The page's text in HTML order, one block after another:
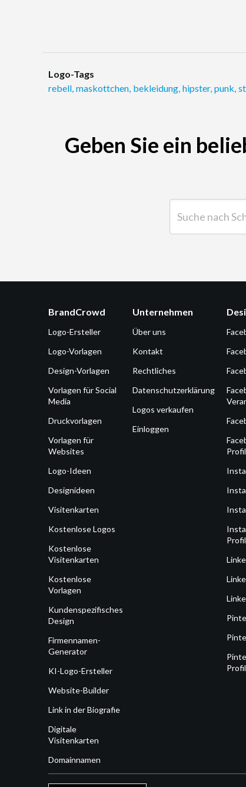
Logo-Tags
rebell, maskottchen, bekleidung, hipster, punk,
Geben Sie ein
BrandCrowd
Logo-Ersteller
Logo-Vorlagen
Design-Vorlagen
Vorlagen für Social
Media
Druckvorlagen
Vorlagen für
Websites
Logo-Ideen
Designideen
Visitenkarten
Kostenlose Logos
Kostenlose
Visitenkarten
Kostenlose
Vorlagen
Kundenspezifisches
Design
Firmennamen-
Generator
KI-Logo-Ersteller
Website-Builder
Link in der Biografie
Digitale
Visitenkarten
Domainnamen
Unternehmen
Über uns
Kontakt
Rechtliches
Datenschutzerklärung
Logos verkaufen
Einloggen